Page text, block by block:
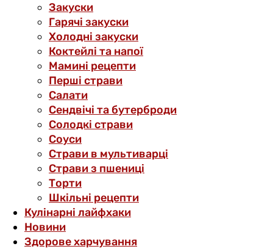
Закуски
Гарячі закуски
Холодні закуски
Коктейлі та напої
Мамині рецепти
Перші страви
Салати
Сендвічі та бутерброди
Солодкі страви
Соуси
Страви в мультиварці
Страви з пшениці
Торти
Шкільні рецепти
Кулінарні лайфхаки
Новини
Здорове харчування